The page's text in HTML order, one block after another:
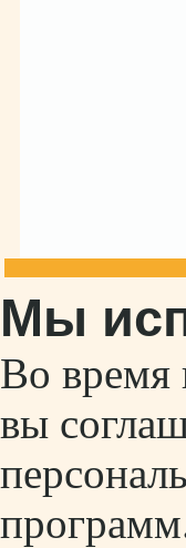
Мы
Во время
вы